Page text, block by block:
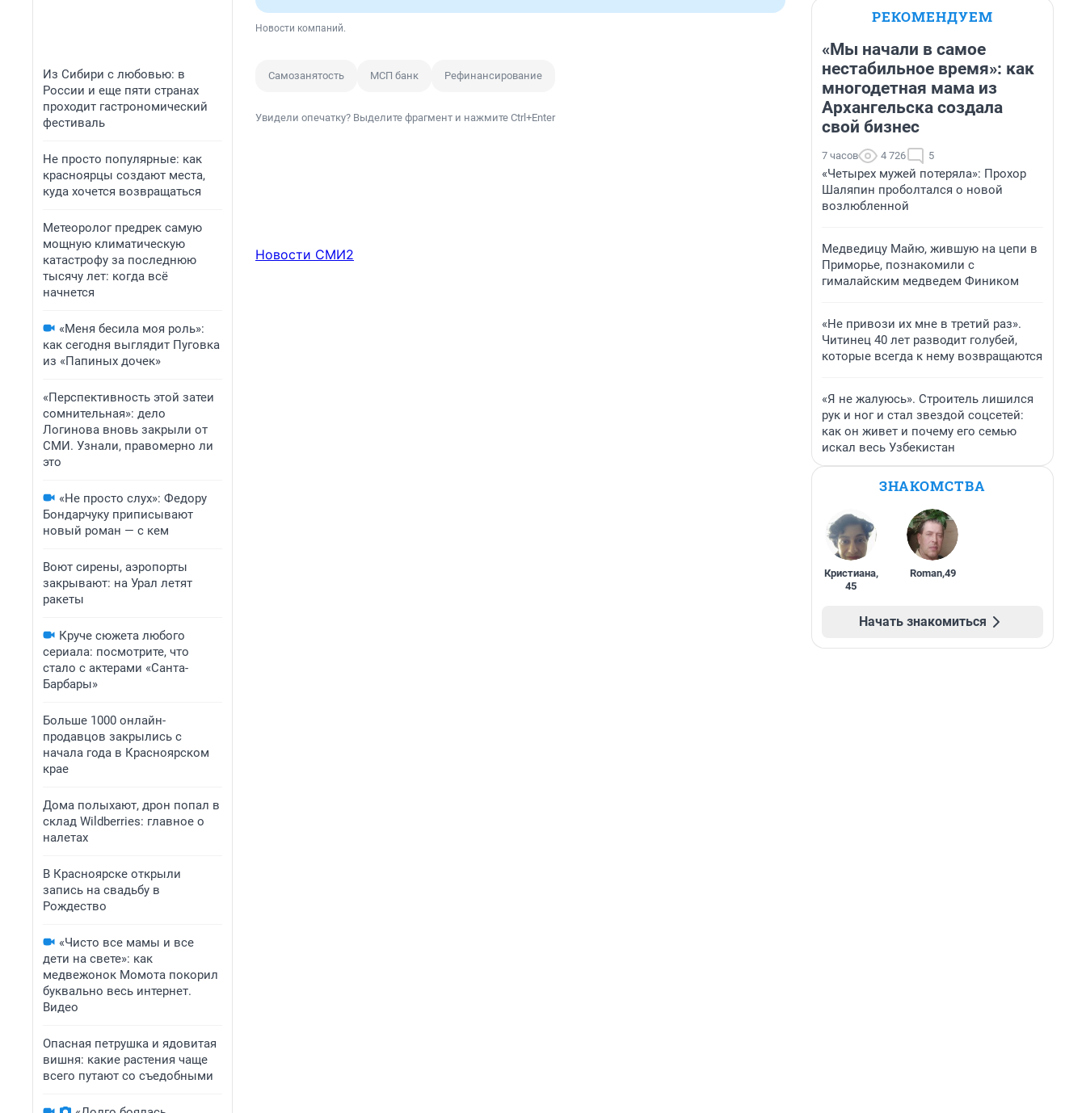
Из Сибири с любовью: в
России и еще пяти странах
проходит гастрономический
фестиваль
Не просто популярные: как
красноярцы создают места,
куда хочется возвращаться
Метеоролог предрек самую
мощную климатическую
катастрофу за последнюю
тысячу лет: когда всё
начнется
«Меня бесила моя роль»:
как сегодня выглядит Пуговка
из «Папиных дочек»
«Перспективность этой затеи
сомнительная»: дело
Логинова вновь закрыли от
СМИ. Узнали, правомерно ли
это
«Не просто слух»: Федору
Бондарчуку приписывают
новый роман — с кем
Воют сирены, аэропорты
закрывают: на Урал летят
ракеты
Круче сюжета любого
сериала: посмотрите, что
стало с актерами «Санта-
Барбары»
Больше 1000 онлайн-
продавцов закрылись с
начала года в Красноярском
крае
Дома полыхают, дрон попал в
склад Wildberries: главное о
налетах
В Красноярске открыли
запись на свадьбу в
Рождество
«Чисто все мамы и все
дети на свете»: как
медвежонок Момота покорил
буквально весь интернет.
Видео
Опасная петрушка и ядовитая
вишня: какие растения чаще
всего путают со съедобными
Новости компаний.
Самозанятость МСП банк Рефинансирование
Увидели опечатку? Выделите фрагмент и нажмите Ctrl+Enter
Новости СМИ2
РЕКОМЕНДУЕМ
«Мы начали в самое
нестабильное время»: как
многодетная мама из
Архангельска создала
свой бизнес
7 часов 4 726 5
«Четырех мужей потеряла»: Прохор
Шаляпин проболтался о новой
возлюбленной
Медведицу Майю, жившую на цепи в
Приморье, познакомили с
гималайским медведем Фиником
«Не привози их мне в третий раз».
Читинец 40 лет разводит голубей,
которые всегда к нему возвращаются
«Я не жалуюсь». Строитель лишился
рук и ног и стал звездой соцсетей:
как он живет и почему его семью
искал весь Узбекистан
ЗНАКОМСТВА
Кристиана,
45
Roman,49
Начать знакомиться